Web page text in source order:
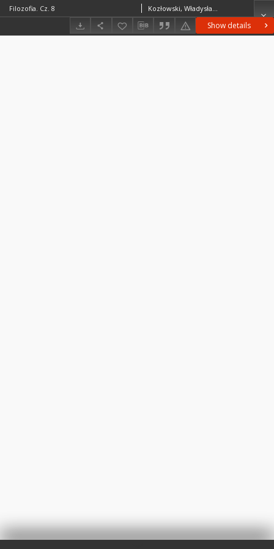
Show details
Filozofia. Cz. 8 Kozłowski, Władysław Mieczysław (1858–1935)